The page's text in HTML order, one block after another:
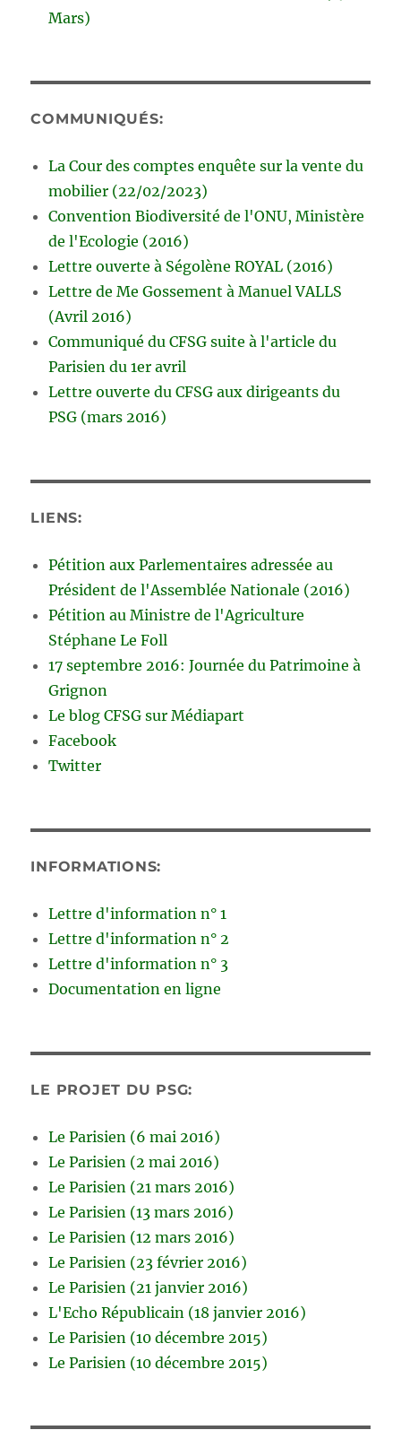
Mars)
COMMUNIQUÉS:
La Cour des comptes enquête sur la vente du
mobilier (22/02/2023)
Convention Biodiversité de l'ONU, Ministère
de l'Ecologie (2016)
Lettre ouverte à Ségolène ROYAL (2016)
Lettre de Me Gossement à Manuel VALLS
(Avril 2016)
Communiqué du CFSG suite à l'article du
Parisien du 1er avril
Lettre ouverte du CFSG aux dirigeants du
PSG (mars 2016)
LIENS:
Pétition aux Parlementaires adressée au
Président de l'Assemblée Nationale (2016)
Pétition au Ministre de l'Agriculture
Stéphane Le Foll
17 septembre 2016: Journée du Patrimoine à
Grignon
Le blog CFSG sur Médiapart
Facebook
Twitter
INFORMATIONS:
Lettre d'information n° 1
Lettre d'information n° 2
Lettre d'information n° 3
Documentation en ligne
LE PROJET DU PSG:
Le Parisien (6 mai 2016)
Le Parisien (2 mai 2016)
Le Parisien (21 mars 2016)
Le Parisien (13 mars 2016)
Le Parisien (12 mars 2016)
Le Parisien (23 février 2016)
Le Parisien (21 janvier 2016)
L'Echo Républicain (18 janvier 2016)
Le Parisien (10 décembre 2015)
Le Parisien (10 décembre 2015)